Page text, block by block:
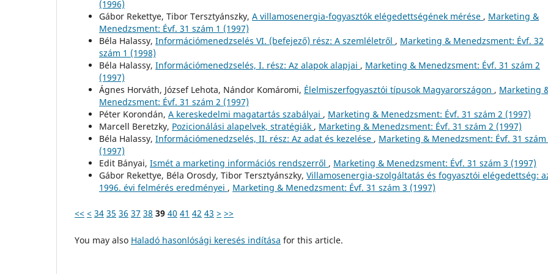
(1996)
Gábor Rekettye, Tibor Tersztyánszky, A villamosenergia-fogyasztók elégedettségének mérése , Marketing &
Menedzsment: Évf. 31 szám 1 (1997)
Béla Halassy, Információmenedzselés VI. (befejező) rész: A szemléletről , Marketing & Menedzsment: Évf. 32
szám 1 (1998)
Béla Halassy, Információmenedzselés, I. rész: Az alapok alapjai , Marketing & Menedzsment: Évf. 31 szám 2
(1997)
Ágnes Horváth, József Lehota, Nándor Komáromi, Élelmiszerfogyasztói típusok Magyarországon , Marketing
Menedzsment: Évf. 31 szám 2 (1997)
Péter Korondán, A kereskedelmi magatartás szabályai , Marketing & Menedzsment: Évf. 31 szám 2 (1997)
Marcell Beretzky, Pozicionálási alapelvek, stratégiák , Marketing & Menedzsment: Évf. 31 szám 2 (1997)
Béla Halassy, Információmenedzselés, II. rész: Az adat és kezelése , Marketing & Menedzsment: Évf. 31 szám
(1997)
Edit Bányai, Ismét a marketing információs rendszerről , Marketing & Menedzsment: Évf. 31 szám 3 (1997)
Gábor Rekettye, Béla Orosdy, Tibor Tersztyánszky, Villamosenergia-szolgáltatás és fogyasztói elégedettség:
1996. évi felmérés eredményei , Marketing & Menedzsment: Évf. 31 szám 3 (1997)
<< < 34 35 36 37 38 39 40 41 42 43 > >>
You may also Haladó hasonlósági keresés indítása for this article.